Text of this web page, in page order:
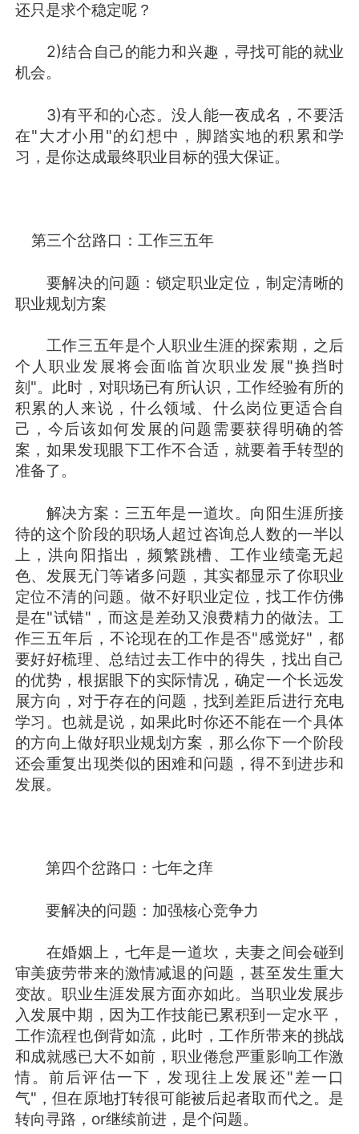
还只是求个稳定呢？
2)结合自己的能力和兴趣，寻找可能的就业
机会。
3)有平和的心态。没人能一夜成名，不要活
在"大才小用"的幻想中，脚踏实地的积累和学
习，是你达成最终职业目标的强大保证。
第三个岔路口：工作三五年
要解决的问题：锁定职业定位，制定清晰的
职业规划方案
工作三五年是个人职业生涯的探索期，之后
个人职业发展将会面临首次职业发展"换挡时
刻"。此时，对职场已有所认识，工作经验有所的
积累的人来说，什么领域、什么岗位更适合自
己，今后该如何发展的问题需要获得明确的答
案，如果发现眼下工作不合适，就要着手转型的
准备了。
解决方案：三五年是一道坎。向阳生涯所接
待的这个阶段的职场人超过咨询总人数的一半以
上，洪向阳指出，频繁跳槽、工作业绩毫无起
色、发展无门等诸多问题，其实都显示了你职业
定位不清的问题。做不好职业定位，找工作仿佛
是在"试错"，而这是差劲又浪费精力的做法。工
作三五年后，不论现在的工作是否"感觉好"，都
要好好梳理、总结过去工作中的得失，找出自己
的优势，根据眼下的实际情况，确定一个长远发
展方向，对于存在的问题，找到差距后进行充电
学习。也就是说，如果此时你还不能在一个具体
的方向上做好职业规划方案，那么你下一个阶段
还会重复出现类似的困难和问题，得不到进步和
发展。
第四个岔路口：七年之痒
要解决的问题：加强核心竞争力
在婚姻上，七年是一道坎，夫妻之间会碰到
审美疲劳带来的激情减退的问题，甚至发生重大
变故。职业生涯发展方面亦如此。当职业发展步
入发展中期，因为工作技能已累积到一定水平，
工作流程也倒背如流，此时，工作所带来的挑战
和成就感已大不如前，职业倦怠严重影响工作激
情。前后评估一下，发现往上发展还"差一口
气"，但在原地打转很可能被后起者取而代之。是
转向寻路，or继续前进，是个问题。